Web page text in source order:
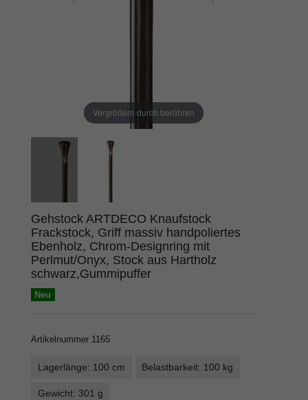
Vergrößern durch berühren
Gehstock ARTDECO Knaufstock
Frackstock, Griff massiv handpoliertes
Ebenholz, Chrom-Designring mit
Perlmut/Onyx, Stock aus Hartholz
schwarz,Gummipuffer
Neu
Artikelnummer 1165
Lagerlänge: 100 cm Belastbarkeit: 100 kg
Gewicht: 301 g